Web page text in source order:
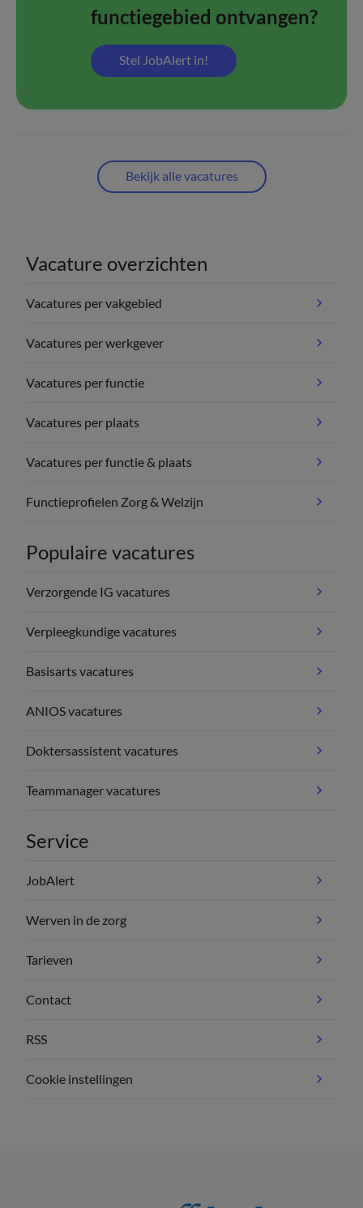
functiegebied ontvangen?
Stel JobAlert in!
Bekijk alle vacatures
Vacature overzichten
Vacatures per vakgebied
Vacatures per werkgever
Vacatures per functie
Vacatures per plaats
Vacatures per functie & plaats
Functieprofielen Zorg & Welzijn
Populaire vacatures
Verzorgende IG vacatures
Verpleegkundige vacatures
Basisarts vacatures
ANIOS vacatures
Doktersassistent vacatures
Teammanager vacatures
Service
JobAlert
Werven in de zorg
Tarieven
Contact
RSS
Cookie instellingen